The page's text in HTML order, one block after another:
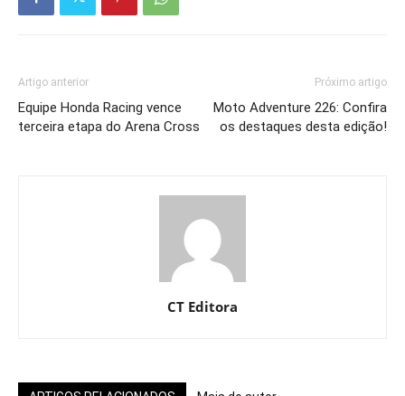
Artigo anterior
Equipe Honda Racing vence
terceira etapa do Arena Cross
Próximo artigo
Moto Adventure 226: Confira
os destaques desta edição!
CT Editora